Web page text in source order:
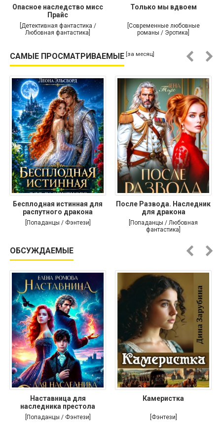
Опасное наследство мисс
Прайс
[Детективная фантастика /
Любовная фантастика]
Только мы вдвоем
[Современные любовные
романы / Эротика]
САМЫЕ ПРОСМАТРИВАЕМЫЕ [за месяц]
Бесплодная истинная для
распутного дракона
[Попаданцы / Фэнтези]
После Развода. Наследник
для дракона
[Попаданцы / Любовная
фантастика]
ОБСУЖДАЕМЫЕ
Наставница для
наследника престола
[Попаданцы / Фэнтези]
Камеристка
[Фэнтези]